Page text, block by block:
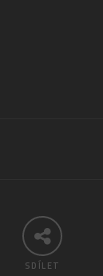
SDÍLET